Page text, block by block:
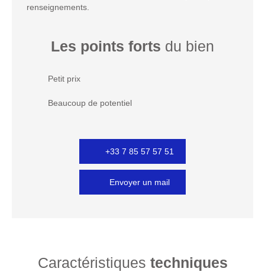
renseignements.
Les points forts du bien
Petit prix
Beaucoup de potentiel
+33 7 85 57 57 51
Envoyer un mail
Caractéristiques techniques